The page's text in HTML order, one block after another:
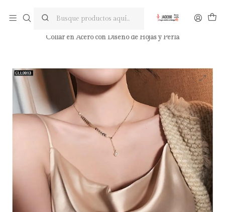
Collar en Acero con Diseño de Hojas y Perla